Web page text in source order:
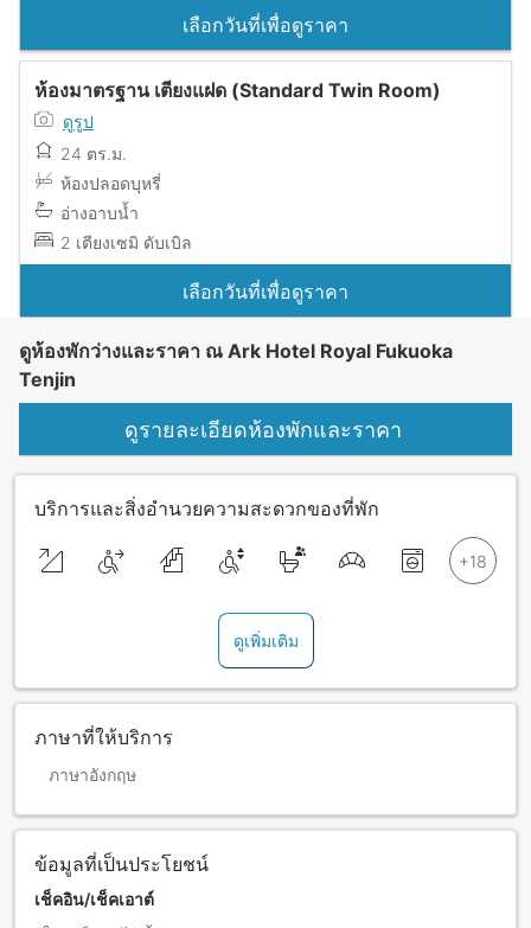
เลือกวันที่เพื่อดูราคา
ห้องมาตรฐาน เตียงแฝด (Standard Twin Room)
ดูรูป
24 ตร.ม.
ห้องปลอดบุหรี่
อ่างอาบน้ำ
2 เตียงเซมิ ดับเบิล
เลือกวันที่เพื่อดูราคา
ดูห้องพักว่างและราคา ณ Ark Hotel Royal Fukuoka
Tenjin
ดูรายละเอียดห้องพักและราคา
บริการและสิ่งอำนวยความสะดวกของที่พัก
ดูเพิ่มเติม
ภาษาที่ให้บริการ
ภาษาอังกฤษ
ข้อมูลที่เป็นประโยชน์
เช็คอิน/เช็คเอาต์